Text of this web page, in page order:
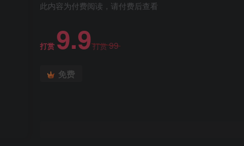
此内容为付费阅读，请付费后查看
打赏 9.9打赏99
免费